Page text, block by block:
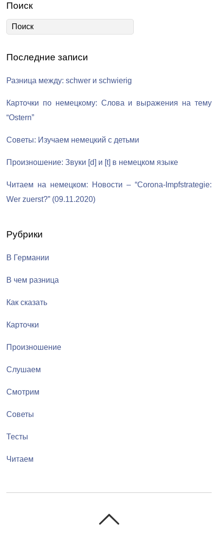
Поиск
Последние записи
Разница между: schwer и schwierig
Карточки по немецкому: Слова и выражения на тему
“Ostern”
Советы: Изучаем немецкий с детьми
Произношение: Звуки [d] и [t] в немецком языке
Читаем на немецком: Новости – “Corona-Impfstrategie:
Wer zuerst?” (09.11.2020)
Рубрики
В Германии
В чем разница
Как сказать
Карточки
Произношение
Слушаем
Смотрим
Советы
Тесты
Читаем